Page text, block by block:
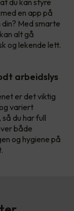
du kan styre
en app på
Med smarte
alt gå
og lekende lett.
arbeidslys
er det viktig
variert
så du har full
både
og hygiene på